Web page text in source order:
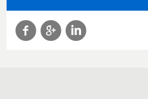
f g l